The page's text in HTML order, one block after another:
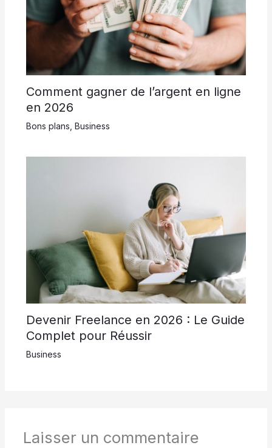
Comment gagner de l’argent en ligne
en 2026
Bons plans Business
Devenir Freelance en 2026 : Le Guide
Complet pour Réussir
Business
Laisser un commentaire